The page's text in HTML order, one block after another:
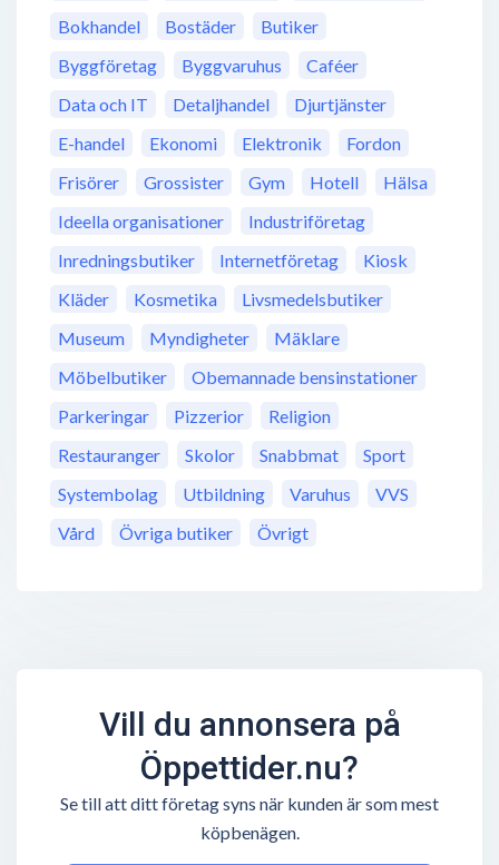
Bokhandel
Bostäder
Butiker
Byggföretag
Byggvaruhus
Caféer
Data och IT
Detaljhandel
Djurtjänster
E-handel
Ekonomi Elektronik
Fordon
Frisörer
Grossister Gym Hotell
Hälsa
Ideella organisationer
Industriföretag
Inredningsbutiker
Internetföretag
Kiosk
Kläder
Kosmetika
Livsmedelsbutiker
Museum
Myndigheter
Mäklare
Möbelbutiker
Obemannade bensinstationer
Parkeringar
Pizzerior
Religion
Restauranger
Skolor Snabbmat
Sport
Systembolag
Utbildning Varuhus
VVS
Vård
Övriga butiker Övrigt
Vill du annonsera på
Öppettider.nu?
Se till att ditt företag syns när kunden är som mest
köpbenägen.